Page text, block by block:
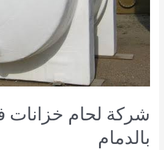
شركة لحام خزانات
بالدمام